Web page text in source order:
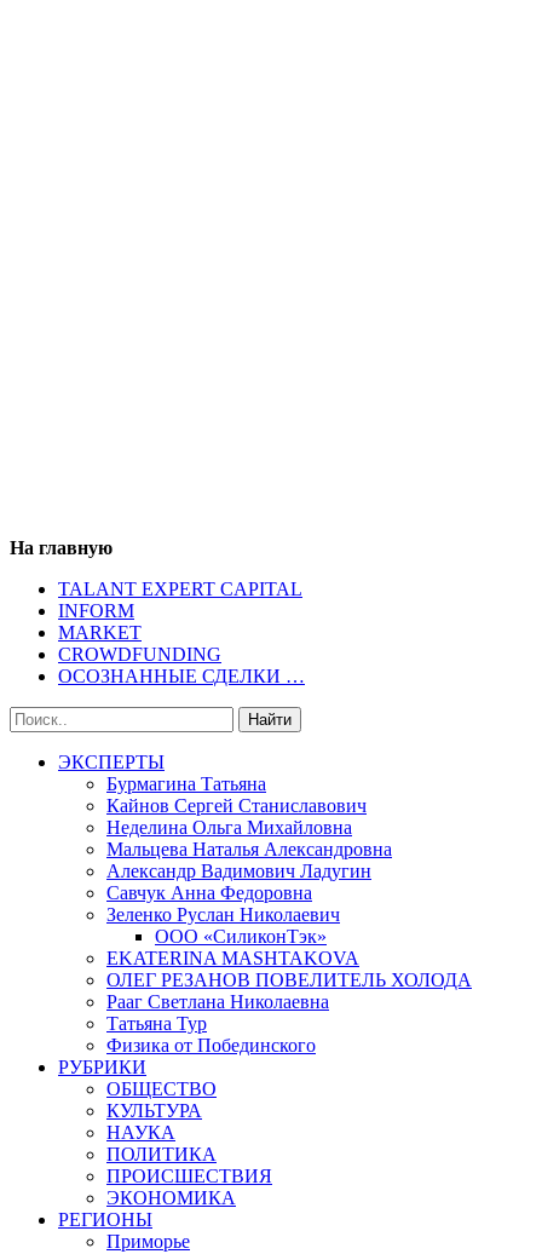
На главную
TALANT EXPERT CAPITAL
INFORM
MARKET
CROWDFUNDING
ОСОЗНАННЫЕ СДЕЛКИ …
ЭКСПЕРТЫ
Бурмагина Татьяна
Кайнов Сергей Станиславович
Неделина Ольга Михайловна
Мальцева Наталья Александровна
Александр Вадимович Ладугин
Савчук Анна Федоровна
Зеленко Руслан Николаевич
ООО «СиликонТэк»
EKATERINA MASHTAKOVA
ОЛЕГ РЕЗАНОВ ПОВЕЛИТЕЛЬ ХОЛОДА
Рааг Светлана Николаевна
Татьяна Тур
Физика от Побединского
РУБРИКИ
ОБЩЕСТВО
КУЛЬТУРА
НАУКА
ПОЛИТИКА
ПРОИСШЕСТВИЯ
ЭКОНОМИКА
РЕГИОНЫ
Приморье